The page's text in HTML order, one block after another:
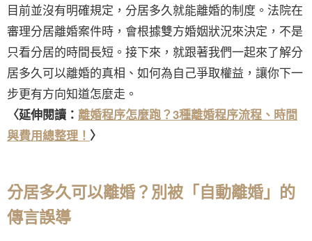
目前並沒有明確規定，分居多久就能離婚的制度。法院在
審理分居離婚案件時，會根據雙方婚姻狀況來決定，不是
只看分居的時間長短。接下來，就跟著我們一起來了解分
居多久可以離婚的真相、如何為自己爭取權益，讓你下一
步更有方向知道怎麼走。
〈延伸閱讀： 離婚程序怎麼跑？3種離婚程序流程、時間
與費用總整理！ 〉
分居多久可以離婚？別被「自動離婚」的
傳言誤導